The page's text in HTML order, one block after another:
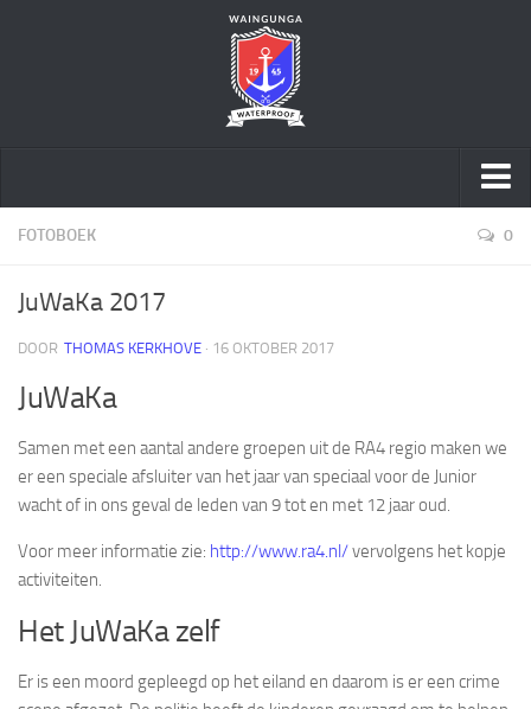
Home
Speltakken
Activiteiten
Geschiedenis
Word vriend
Sociale Veiligheid
Vacature: Vicevoorzitter / secretaris Stichtingsbestuur
Waterscouting Waingunga
Agenda
Verhuur
FOTOBOEK 0
JuWaKa 2017
DOOR THOMAS KERKHOVE · 16 OKTOBER 2017
JuWaKa
Samen met een aantal andere groepen uit de RA4 regio maken we
er een speciale afsluiter van het jaar van speciaal voor de Junior
wacht of in ons geval de leden van 9 tot en met 12 jaar oud.
Voor meer informatie zie: http://www.ra4.nl/vervolgens het kopje
activiteiten.
Het JuWaKa zelf
Er is een moord gepleegd op het eiland en daarom is er een crime